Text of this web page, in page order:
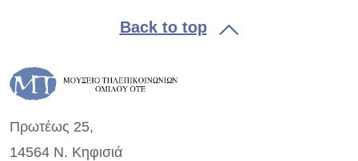
Back to top
Πρωτέως 25,
14564 Ν. Κηφισιά